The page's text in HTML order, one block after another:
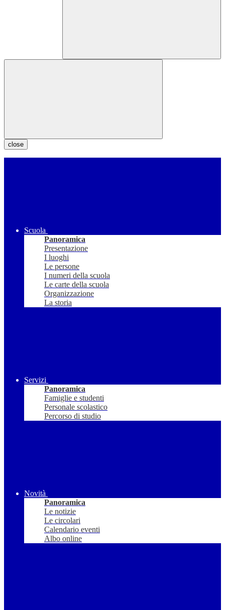
close
Scuola
Panoramica
Presentazione
I luoghi
Le persone
I numeri della scuola
Le carte della scuola
Organizzazione
La storia
Servizi
Panoramica
Famiglie e studenti
Personale scolastico
Percorso di studio
Novità
Panoramica
Le notizie
Le circolari
Calendario eventi
Albo online